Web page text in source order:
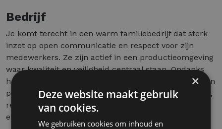
Bedrijf
Je komt terecht in een warm familiebedrijf dat sterk
inzet op open communicatie en respect voor zijn
medewerkers. Ze zijn actief in een productieomgeving
waar kwaliteit en veiligheid centraal staan. Ondanks
hun Vlaamse roots bouwen ze intussen actief aan hun
positie in Franstalig België. Hun kernwaarden ­ familie,
respect, innovatie, eerlijkheid en teamgeest ­ worden
elke dag tastbaar op de werkvloer.
×
Deze website maakt gebruik
van cookies.
We gebruiken cookies om inhoud en